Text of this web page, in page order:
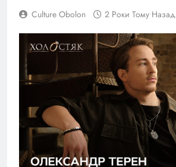
Culture Obolon 2 Роки Тому Назад